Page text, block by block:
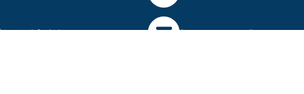
Neem telefonisch contact op Stuur ons een e-mail